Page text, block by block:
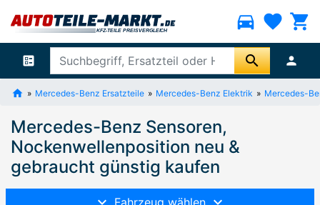
directions_car favorite shopping_cart
ballot search person
Mercedes-Benz Ersatzteile Mercedes-Benz Elektrik Mercedes-
Mercedes-Benz Sensoren,
Nockenwellenposition neu &
gebraucht günstig kaufen
Fahrzeug wählen